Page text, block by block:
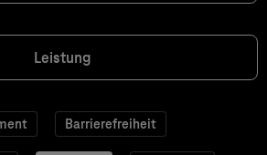
Leistung
Barrierefreiheit